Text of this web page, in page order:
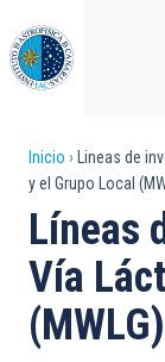
al
contenido
principal
enlaces
de
ayuda
a
Inicio Lineas de
y el Grupo Local
Líneas
Vía
(MWLG)